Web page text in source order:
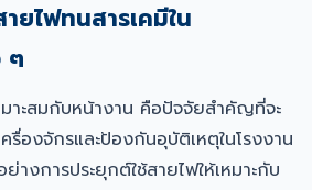
ยไฟทนสารเคมีใน
ๆ
มาะสมกับหน้างาน คือปัจจัยสำคัญที่จะ
รื่องจักรและป้องกันอุบัติเหตุในโรงงาน
งการประยุกต์ใช้สายไฟให้เหมาะกับ